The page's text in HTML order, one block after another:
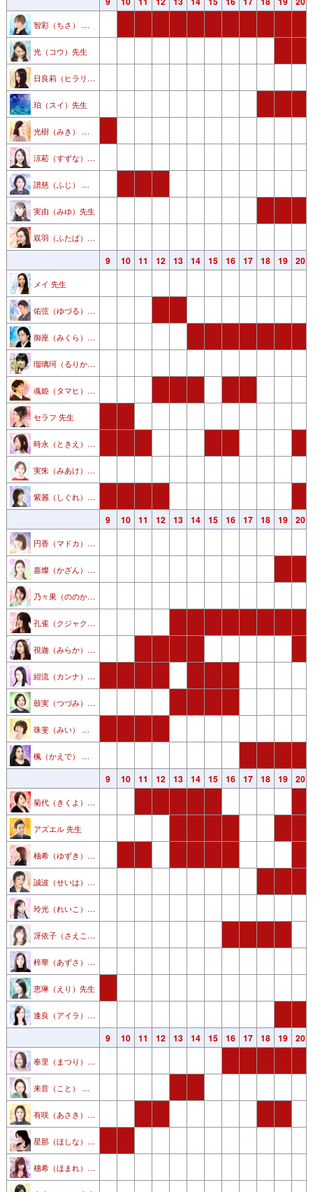
智彩（ちさ） 先生
光（コウ）先生
日良莉（ヒラリ） 先生
珀（スイ）先生
光樹（みき） 先生
涼菘（すずな） 先生
譜慈（ふじ） 先生
実由（みゆ）先生
双羽（ふたば） 先生
メイ 先生
佑弦（ゆづる） 先生
御座（みくら） 先生
瑠璃珂（るりか） 先生
魂姫（タマヒ） 先生
セラフ 先生
時永（ときえ） 先生
実朱（みあけ）先生
紫麗（しぐれ） 先生
円香（マドカ） 先生
嘉燦（かざん） 先生
乃々果（ののか） 先生
孔雀（クジャク）先生
視迦（みらか） 先生
紺流（カンナ） 先生
鼓実（つづみ） 先生
珠斐（みい） 先生
楓（かえで） 先生
菊代（きくよ） 先生
アズエル 先生
柚希（ゆずき） 先生
誠波（せいは） 先生
玲光（れいこ） 先生
冴依子（さえこ）先生
梓華（あずさ）先生
恵琳（えり）先生
逢良（アイラ） 先生
奉里（まつり）先生
来音（こと） 先生
有咲（あさき） 先生
星那（ほしな）先生
穗希（ほまれ）先生
9
9
9
9
10
10
10
10
11
11
11
11
12
12
12
12
13
13
13
13
14
14
14
14
15
15
15
15
16
16
16
16
17
17
17
17
18
18
18
18
19
19
19
19
20
20
20
20